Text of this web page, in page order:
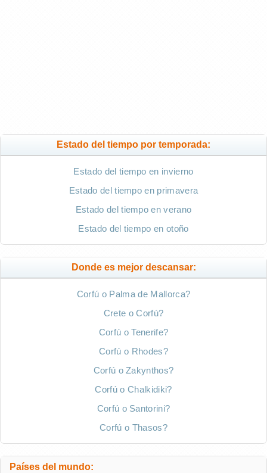
Estado del tiempo por temporada:
Estado del tiempo en invierno
Estado del tiempo en primavera
Estado del tiempo en verano
Estado del tiempo en otoño
Donde es mejor descansar:
Corfú o Palma de Mallorca?
Crete o Corfú?
Corfú o Tenerife?
Corfú o Rhodes?
Corfú o Zakynthos?
Corfú o Chalkidiki?
Corfú o Santorini?
Corfú o Thasos?
Países del mundo: